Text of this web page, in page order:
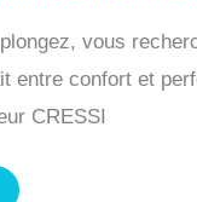
vous
entre confort et
CRESSI